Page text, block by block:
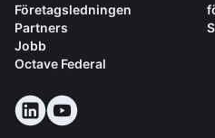
Företagsledningen
Partners
Jobb
Octave Federal